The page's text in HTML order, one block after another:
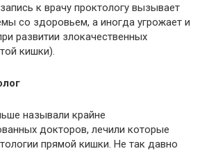
к врачу проктологу вызывает
со здоровьем, а иногда угрожает и
развитии злокачественных
кишки).
называли крайне
докторов, лечили которые
прямой кишки. Не так давно